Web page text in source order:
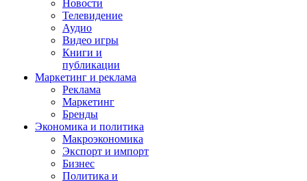
Новости
Телевидение
Аудио
Видео игры
Книги и
публикации
Маркетинг и реклама
Реклама
Маркетинг
Бренды
Экономика и политика
Макроэкономика
Экспорт и импорт
Бизнес
Политика и